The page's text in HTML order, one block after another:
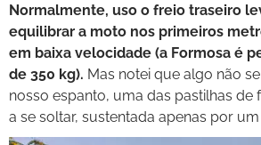
Normalmente, uso o freio traseiro
equilibrar a moto nos primeiros
em baixa velocidade (a Formosa é
de 350 kg). Mas notei que algo não
nosso espanto, uma das pastilhas de
a se soltar, sustentada apenas por